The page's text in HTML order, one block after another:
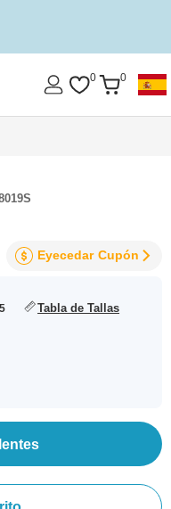
0 0
Eyecedar Cupón
Tabla de Tallas